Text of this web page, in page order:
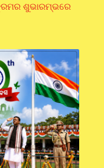
ଶୁଭାରମ୍ଭରେ